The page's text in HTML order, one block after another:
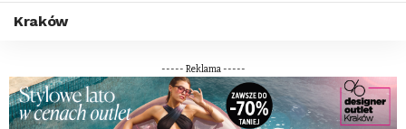
Kraków
----- Reklama -----